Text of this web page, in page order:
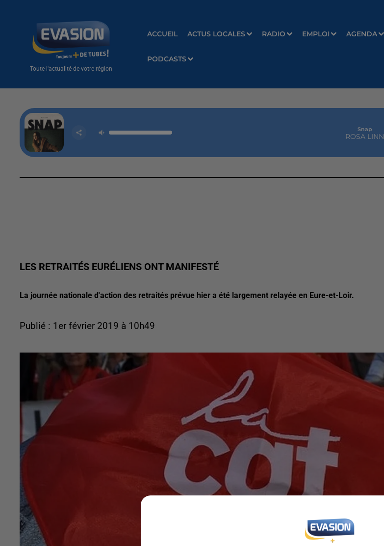
Toute l'actualité de votre région
ACCUEIL ACTUS LOCALES RADIO EMPLOI AGENDA
PODCASTS
Snap
ROSA LINN
LES RETRAITÉS EURÉLIENS ONT MANIFESTÉ
La journée nationale d'action des retraités prévue hier a été largement relayée en Eure-et-Loir.
Publié : 1er février 2019 à 10h49